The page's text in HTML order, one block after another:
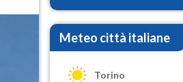
Meteo città italiane
Torino